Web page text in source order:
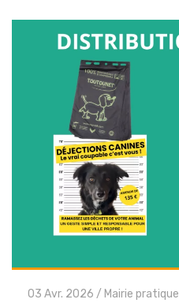
03 Avr. 2026 / Mairie pratique